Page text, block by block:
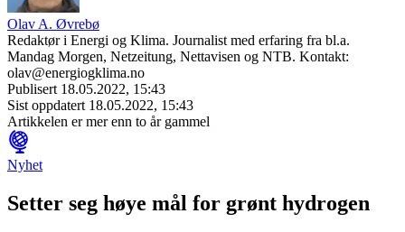
Olav A. Øvrebø
Redaktør i Energi og Klima. Journalist med erfaring fra bl.a.
Mandag Morgen, Netzeitung, Nettavisen og NTB. Kontakt:
olav@energiogklima.no
Publisert 18.05.2022, 15:43
Sist oppdatert 18.05.2022, 15:43
Artikkelen er mer enn to år gammel
Nyhet
Setter seg høye mål for grønt hydrogen